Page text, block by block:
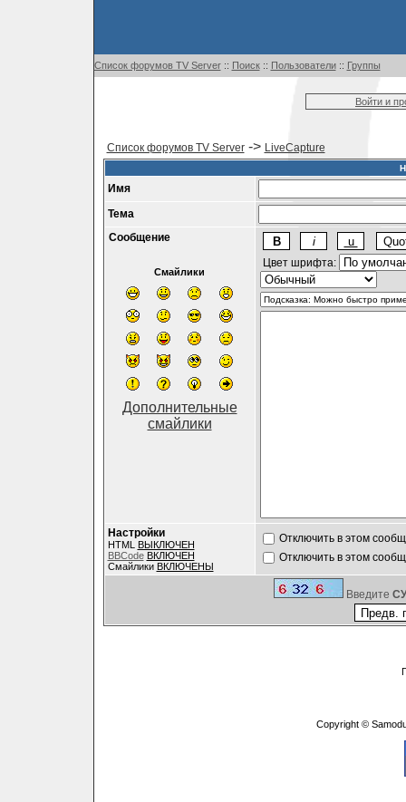
Список форумов TV Server:: Поиск:: Пользователи:: Группы
Войти и
Список форумов TV Server-> LiveCapture
Имя
Тема
Сообщение
Смайлики
Дополнительные
смайлики
Цвет шрифта:
Настройки
HTML
ВЫКЛЮЧЕН
BBCode ВКЛЮЧЕН
Смайлики ВКЛЮЧЕНЫ
Отключить в этом
Отключить в этом
Введите
Copyright ©